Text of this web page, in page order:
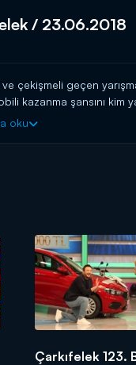
/ 23.06.2018
çekişmeli geçen
kazanma şansını kim
oku
Çarkıfelek 123.